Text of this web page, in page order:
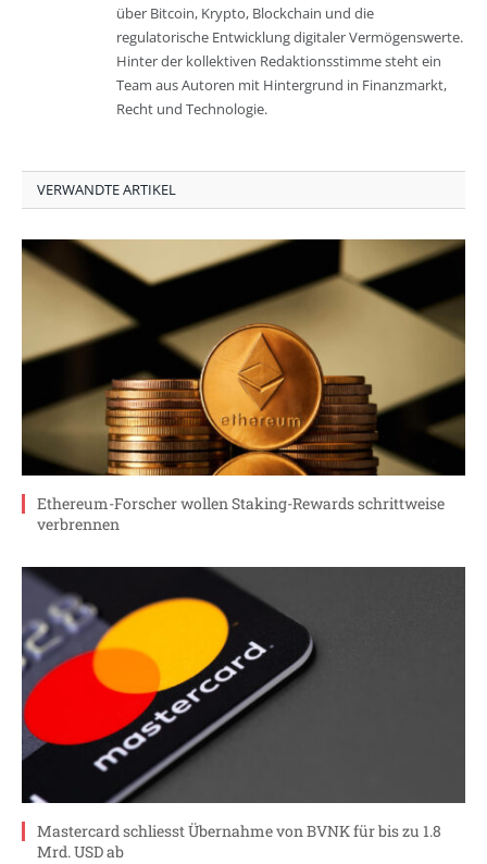
über Bitcoin, Krypto, Blockchain und die
regulatorische Entwicklung digitaler Vermögenswerte.
Hinter der kollektiven Redaktionsstimme steht ein
Team aus Autoren mit Hintergrund in Finanzmarkt,
Recht und Technologie.
VERWANDTE ARTIKEL
Ethereum-Forscher wollen Staking-Rewards schrittweise
verbrennen
Mastercard schliesst Übernahme von BVNK für bis zu 1.8
Mrd. USD ab